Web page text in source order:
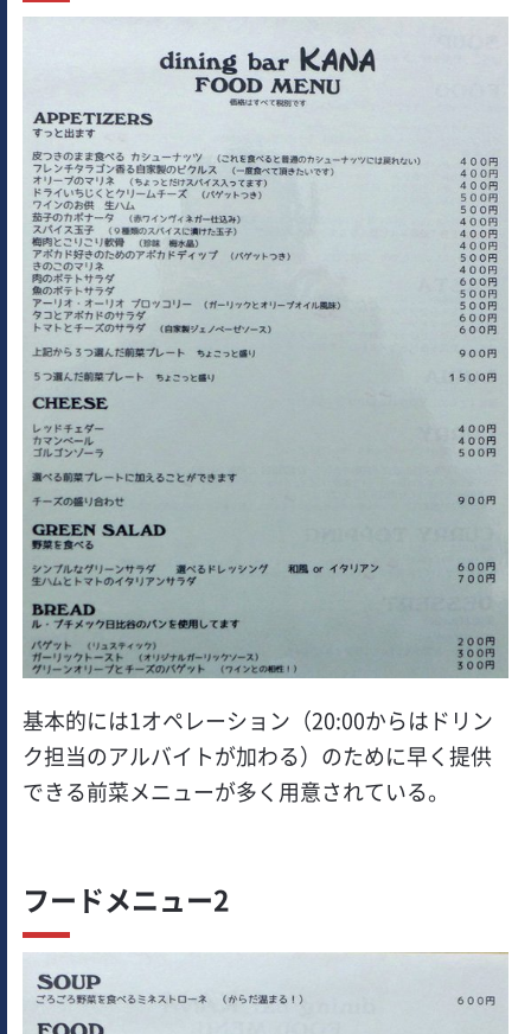
基本的には1オペレーション（20:00からはドリン
ク担当のアルバイトが加わる）のために早く提供
できる前菜メニューが多く用意されている。
フードメニュー2